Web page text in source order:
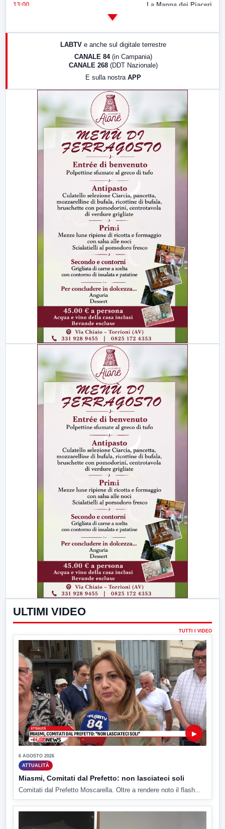
13:00 La Mappa dei Piaceri
17:00 LabNews (replica)
LABTV e anche sul digitale terrestre
CANALE 84 (in Campania)
CANALE 268 (DDT Nazionale)
E sulla nostra APP
ULTIMI VIDEO
TUTTI I VIDEO
▶
6 AGOSTO 2026
ATTUALITÀ
Miasmi, Comitati dal Prefetto: non lasciateci soli
Comitati dal Prefetto Moscarella. Oltre a rendere noto il flash...